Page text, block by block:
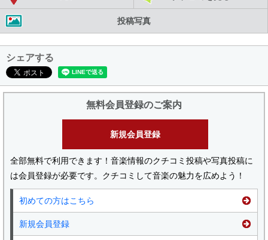
投稿写真
シェアする
無料会員登録のご案内
新規会員登録
全部無料で利用できます！音楽情報のクチコミ投稿や写真投稿に
は会員登録が必要です。クチコミして音楽の魅力を広めよう！
初めての方はこちら
新規会員登録